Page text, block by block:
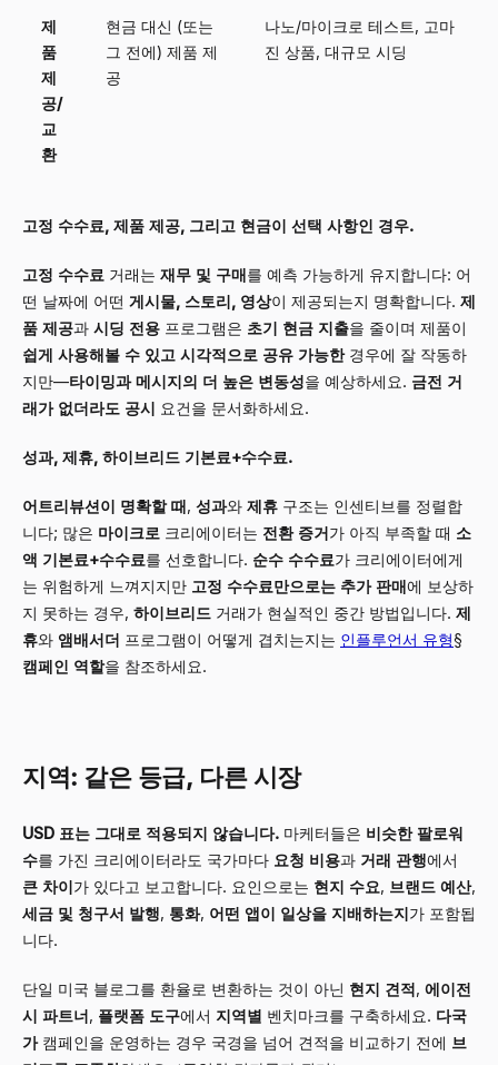
제
품
제
공/
교
환
현금 대신 (또는
그 전에) 제품 제
공
나노/마이크로 테스트, 고마
진 상품, 대규모 시딩
고정 수수료, 제품 제공, 그리고 현금이 선택 사항인 경우.
고정 수수료 거래는 재무 및 구매를 예측 가능하게 유지합니다: 어
떤 날짜에 어떤 게시물, 스토리, 영상이 제공되는지 명확합니다. 제
품 제공과 시딩 전용 프로그램은 초기 현금 지출을 줄이며 제품이
쉽게 사용해볼 수 있고 시각적으로 공유 가능한경우에 잘 작동하
지만—타이밍과 메시지의 더 높은 변동성을 예상하세요. 금전 거
래가 없더라도 공시 요건을 문서화하세요.
성과, 제휴, 하이브리드 기본료+수수료.
어트리뷰션이 명확할 때, 성과와 제휴 구조는 인센티브를 정렬합
니다; 많은 마이크로 크리에이터는 전환 증거가 아직 부족할 때 소
액 기본료+수수료를 선호합니다. 순수 수수료가 크리에이터에게
는 위험하게 느껴지지만 고정 수수료만으로는 추가 판매에 보상하
지 못하는 경우, 하이브리드 거래가 현실적인 중간 방법입니다. 제
휴와 앰배서더 프로그램이 어떻게 겹치는지는 인플루언서 유형§
캠페인 역할을 참조하세요.
지역: 같은 등급, 다른 시장
USD 표는 그대로 적용되지 않습니다. 마케터들은 비슷한 팔로워
수를 가진 크리에이터라도 국가마다 요청 비용과 거래 관행에서
큰 차이가 있다고 보고합니다. 요인으로는 현지 수요, 브랜드 예산,
세금 및 청구서 발행, 통화, 어떤 앱이 일상을 지배하는지가 포함됩
니다.
단일 미국 블로그를 환율로 변환하는 것이 아닌 현지 견적, 에이전
시 파트너, 플랫폼 도구에서 지역별 벤치마크를 구축하세요. 다국
가캠페인을 운영하는 경우 국경을 넘어 견적을 비교하기 전에 브